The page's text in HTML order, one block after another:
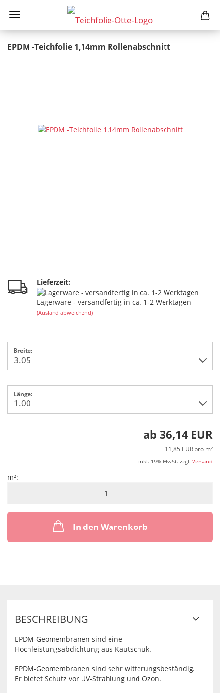
EPDM -Teichfolie 1,14mm Rollenabschnitt
Lieferzeit:
Lagerware - versandfertig in ca. 1-2 Werktagen
(Ausland abweichend)
Breite:
Länge:
ab 36,14 EUR
11,85 EUR pro m²
inkl. 19% MwSt. zzgl. Versand
m²:
In den Warenkorb
BESCHREIBUNG
EPDM-Geomembranen sind eine
Hochleistungsabdichtung aus Kautschuk.
EPDM-Geomembranen sind sehr witterungsbeständig.
Er bietet Schutz vor UV-Strahlung und Ozon.